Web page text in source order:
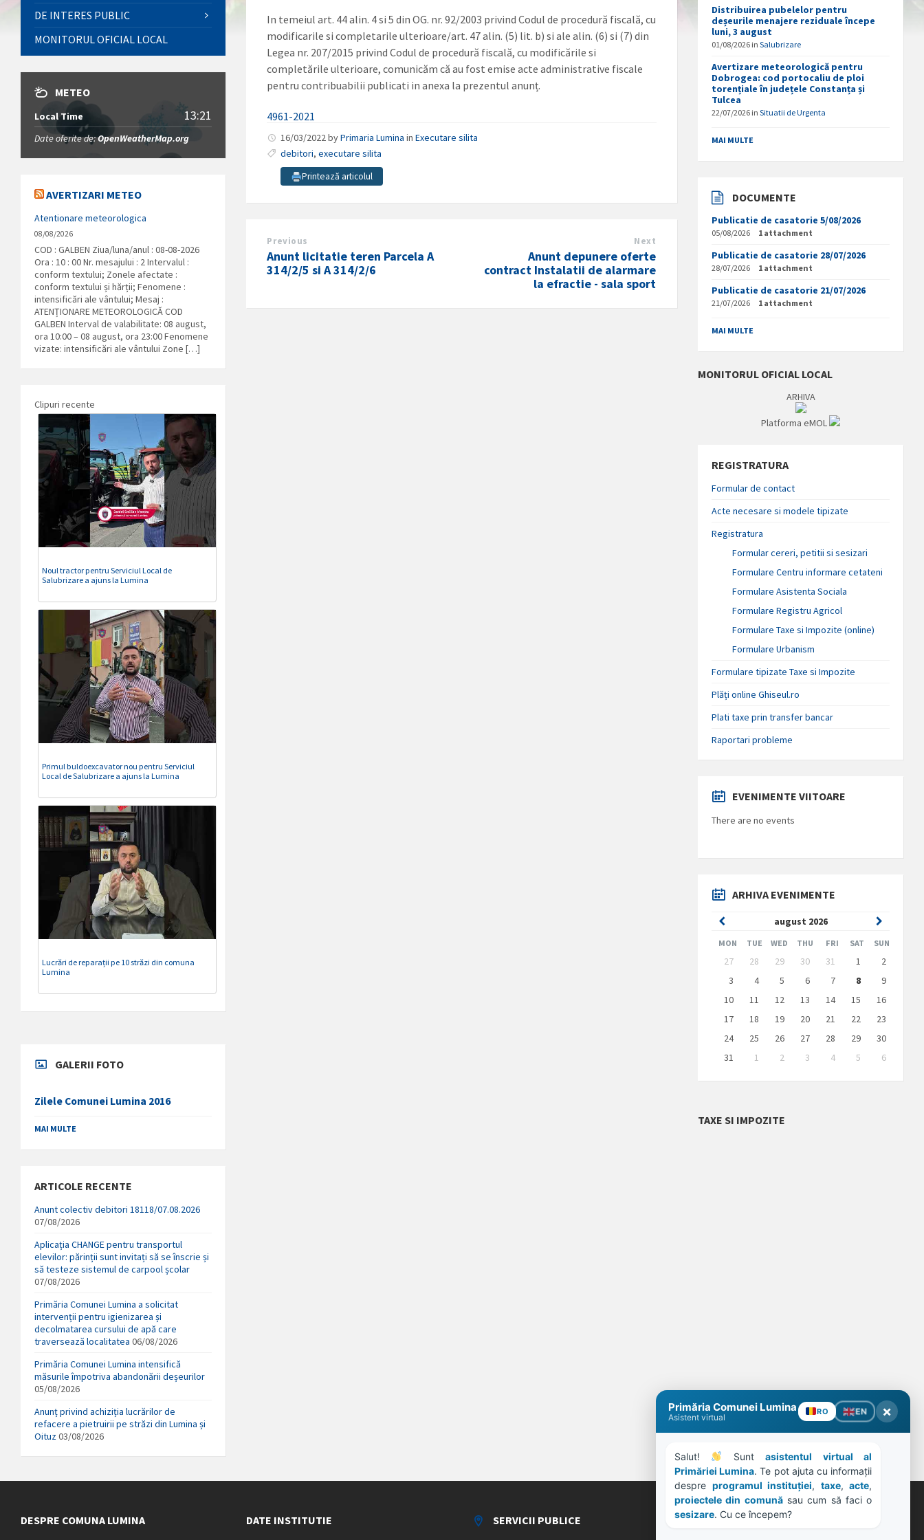
In temeiul art. 44 alin. 4 si 5 din OG. nr. 92/2003 privind Codul de procedură fiscală, cu
modificarile si completarile ulterioare/art. 47 alin. (5) lit. b) si ale alin. (6) si (7) din
Legea nr. 207/2015 privind Codul de procedură fiscală, cu modificările si
completările ulterioare, comunicăm că au fost emise acte administrative fiscale
pentru contribuabilii publicati in anexa la prezentul anunț.
4961-2021
16/03/2022byPrimaria Lumina inExecutare silita
debitori,executare silita
Printează articolul
Previous
Anunt licitatie teren Parcela A
314/2/5 si A 314/2/6
Next
Anunt depunere oferte
contract Instalatii de alarmare
la efractie - sala sport
DE INTERES PUBLIC
MONITORUL OFICIAL LOCAL
METEO
Local Time 13:21
Date oferite de:OpenWeatherMap.org
AVERTIZARI METEO
Atentionare meteorologica
08/08/2026
COD : GALBEN Ziua/luna/anul : 08-08-2026
Ora : 10 : 00 Nr. mesajului : 2 Intervalul :
conform textului; Zonele afectate :
conform textului și hărții; Fenomene :
intensificări ale vântului; Mesaj :
ATENȚIONARE METEOROLOGICĂ COD
GALBEN Interval de valabilitate: 08 august,
ora 10:00 – 08 august, ora 23:00 Fenomene
vizate: intensificări ale vântului Zone […]
Clipuri recente
Noul tractor pentru Serviciul Local de
Salubrizare a ajuns la Lumina
Primul buldoexcavator nou pentru Serviciul
Local de Salubrizare a ajuns la Lumina
Lucrări de reparații pe 10 străzi din comuna
Lumina
GALERII FOTO
Zilele Comunei Lumina 2016
MAI MULTE
ARTICOLE RECENTE
Anunt colectiv debitori 18118/07.08.2026
07/08/2026
Aplicația CHANGE pentru transportul
elevilor: părinții sunt invitați să se înscrie și
să testeze sistemul de carpool școlar
07/08/2026
Primăria Comunei Lumina a solicitat
intervenții pentru igienizarea și
decolmatarea cursului de apă care
traversează localitatea 06/08/2026
Primăria Comunei Lumina intensifică
măsurile împotriva abandonării deșeurilor
05/08/2026
Anunț privind achiziția lucrărilor de
refacere a pietruirii pe străzi din Lumina și
Oituz 03/08/2026
Distribuirea pubelelor pentru
deșeurile menajere reziduale începe
luni, 3 august
01/08/2026 inSalubrizare
Avertizare meteorologică pentru
Dobrogea: cod portocaliu de ploi
torențiale în județele Constanța și
Tulcea
22/07/2026 inSituatii de Urgenta
MAI MULTE
DOCUMENTE
Publicatie de casatorie 5/08/2026
05/08/2026 1 attachment
Publicatie de casatorie 28/07/2026
28/07/2026 1 attachment
Publicatie de casatorie 21/07/2026
21/07/2026 1 attachment
MAI MULTE
MONITORUL OFICIAL LOCAL
ARHIVA
Platforma eMOL
REGISTRATURA
Formular de contact
Acte necesare si modele tipizate
Registratura
Formular cereri, petitii si sesizari
Formulare Centru informare cetateni
Formulare Asistenta Sociala
Formulare Registru Agricol
Formulare Taxe si Impozite (online)
Formulare Urbanism
Formulare tipizate Taxe si Impozite
Plăți online Ghiseul.ro
Plati taxe prin transfer bancar
Raportari probleme
EVENIMENTE VIITOARE
There are no events
ARHIVA EVENIMENTE
august 2026
Previous
Month
Next
Month
MON TUE WED THU FRI SAT SUN
Skip
calendar
days
27 28 29 30 31 1
2
3
4 5 6 7 8
9
10
11 12 13 14 15
16
17
18 19 20 21 22
23
24
25 26 27 28 29
30
31
1 2 3 4 5
6
to
TAXE SI IMPOZITE
DESPRE COMUNA LUMINA DATE INSTITUTIE SERVICII PUBLICE ORE DE LUCRU
Primăria Comunei Lumina
Asistent virtual
RO EN ×
Salut! Sunt asistentul virtual al
Primăriei Lumina. Te pot ajuta cu informații
despre programul instituției, taxe, acte
proiectele din comună
sesizare. Cu ce începem?